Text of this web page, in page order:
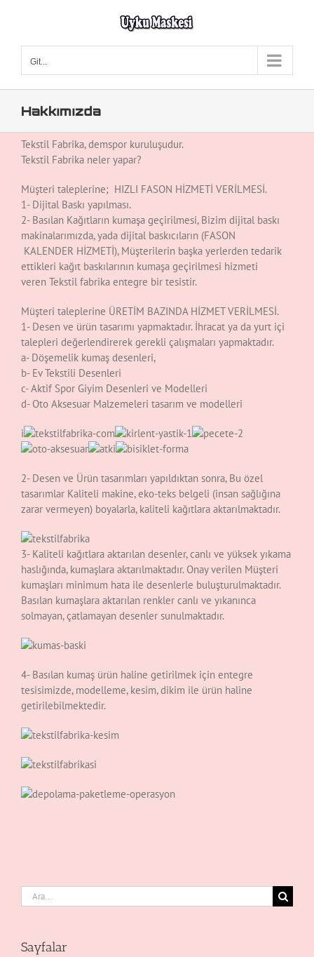
Git...
Hakkımızda
Tekstil Fabrika, demspor kuruluşudur.
Tekstil Fabrika neler yapar?
Müşteri taleplerine; HIZLI FASON HİZMETİ VERİLMESİ.
1- Dijital Baskı yapılması.
2- Basılan Kağıtların kumaşa geçirilmesi, Bizim dijital baskı
makinalarımızda, yada dijital baskıcıların (FASON
KALENDER HİZMETİ), Müşterilerin başka yerlerden tedarik
ettikleri kağıt baskılarının kumaşa geçirilmesi hizmeti
veren Tekstil fabrika entegre bir tesistir.
Müşteri taleplerine ÜRETİM BAZINDA HİZMET VERİLMESİ.
1- Desen ve ürün tasarımı yapmaktadır. İhracat ya da yurt içi
talepleri değerlendirerek gerekli çalışmaları yapmaktadır.
a- Döşemelik kumaş desenleri,
b- Ev Tekstili Desenleri
c- Aktif Spor Giyim Desenleri ve Modelleri
d- Oto Aksesuar Malzemeleri tasarım ve modelleri
i
2- Desen ve Ürün tasarımları yapıldıktan sonra, Bu özel
tasarımlar Kaliteli makine, eko-teks belgeli (insan sağlığına
zarar vermeyen) boyalarla, kaliteli kağıtlara aktarılmaktadır.
3- Kaliteli kağıtlara aktarılan desenler, canlı ve yüksek yıkama
haslığında, kumaşlara aktarılmaktadır. Onay verilen Müşteri
kumaşları minimum hata ile desenlerle buluşturulmaktadır.
Basılan kumaşlara aktarılan renkler canlı ve yıkanınca
solmayan, çatlamayan desenler sunulmaktadır.
4- Basılan kumaş ürün haline getirilmek için entegre
tesisimizde, modelleme, kesim, dikim ile ürün haline
getirilebilmektedir.
Ara:
Sayfalar